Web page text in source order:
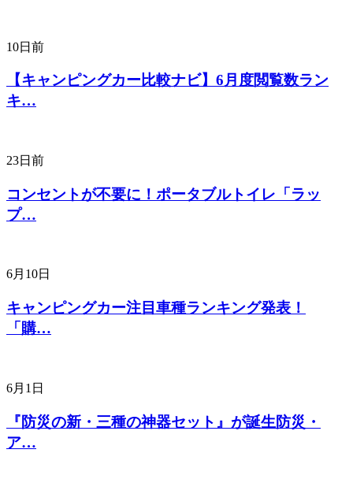
10日前
【キャンピングカー比較ナビ】6月度閲覧数ラン
キ…
23日前
コンセントが不要に！ポータブルトイレ「ラッ
プ…
6月10日
キャンピングカー注目車種ランキング発表！
「購…
6月1日
『防災の新・三種の神器セット』が誕生防災・
ア…